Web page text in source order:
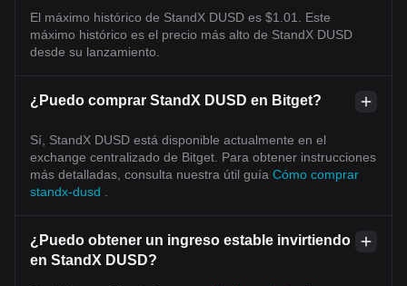
El máximo histórico de StandX DUSD es $1.01. Este
máximo histórico es el precio más alto de StandX DUSD
desde su lanzamiento.
¿Puedo comprar StandX DUSD en Bitget?
Sí, StandX DUSD está disponible actualmente en el
exchange centralizado de Bitget. Para obtener instrucciones
más detalladas, consulta nuestra útil guía Cómo comprar
standx-dusd
¿Puedo obtener un ingreso estable invirtiendo
en StandX DUSD?